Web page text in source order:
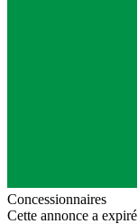
Concessionnaires
Cette annonce a expiré